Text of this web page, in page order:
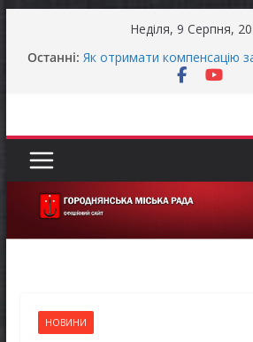
Неділя, 9 Серпня,
Останні: Як отримати компенсацію
для ветеранського бізнесу
МОВЧАННЯ
ЗАГАЛЬНОНАЦІОНАЛЬНА
МОВЧАННЯ
НОВИНИ